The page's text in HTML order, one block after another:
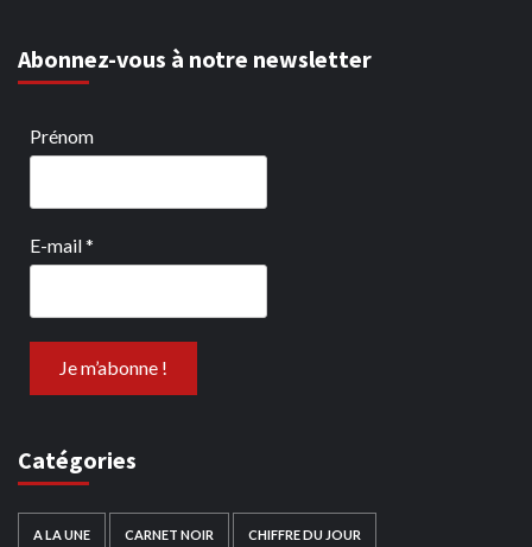
Abonnez-vous à notre newsletter
Prénom
E-mail*
Catégories
A LA UNE CARNET NOIR CHIFFRE DU JOUR